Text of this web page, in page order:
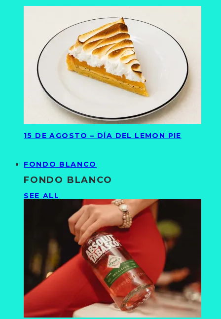
15 DE AGOSTO – DÍA DEL LEMON PIE
FONDO BLANCO
FONDO BLANCO
SEE ALL